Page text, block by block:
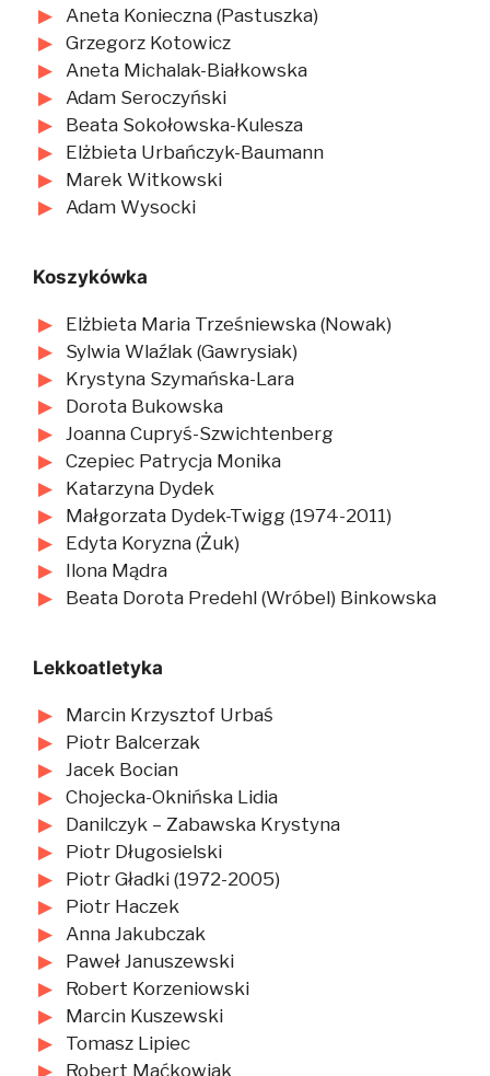
Aneta Konieczna (Pastuszka)
Grzegorz Kotowicz
Aneta Michalak-Białkowska
Adam Seroczyński
Beata Sokołowska-Kulesza
Elżbieta Urbańczyk-Baumann
Marek Witkowski
Adam Wysocki
Koszykówka
Elżbieta Maria Trześniewska (Nowak)
Sylwia Wlaźlak (Gawrysiak)
Krystyna Szymańska-Lara
Dorota Bukowska
Joanna Cupryś-Szwichtenberg
Czepiec Patrycja Monika
Katarzyna Dydek
Małgorzata Dydek-Twigg (1974-2011)
Edyta Koryzna (Żuk)
Ilona Mądra
Beata Dorota Predehl (Wróbel) Binkowska
Lekkoatletyka
Marcin Krzysztof Urbaś
Piotr Balcerzak
Jacek Bocian
Chojecka-Oknińska Lidia
Danilczyk – Zabawska Krystyna
Piotr Długosielski
Piotr Gładki (1972-2005)
Piotr Haczek
Anna Jakubczak
Paweł Januszewski
Robert Korzeniowski
Marcin Kuszewski
Tomasz Lipiec
Robert Maćkowiak